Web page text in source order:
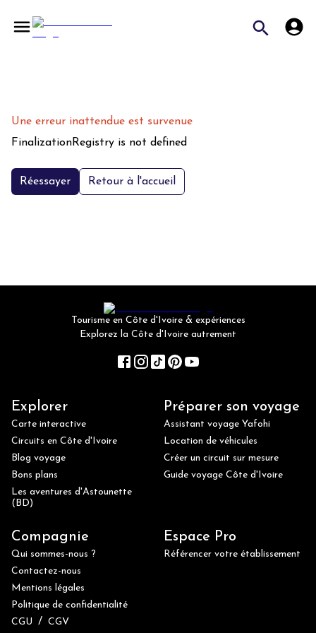
Une erreur inattendue est survenue
FinalizationRegistry is not defined
Réessayer Retour à l'accueil
Tourisme en Côte d'Ivoire & expériences
Explorez la Côte d'Ivoire autrement
Explorer
Carte interactive
Circuits en Côte d'Ivoire
Blog voyage
Bons plans
Les aventures d'Astounette
(BD)
Préparer son voyage
Assistant voyage Yafohi
Location de véhicules
Créer un circuit sur mesure
Guide voyage Côte d'Ivoire
Compagnie
Qui sommes-nous ?
Contactez-nous
Mentions légales
Politique de confidentialité
CGU / CGV
Espace Pro
Référencer votre établissement